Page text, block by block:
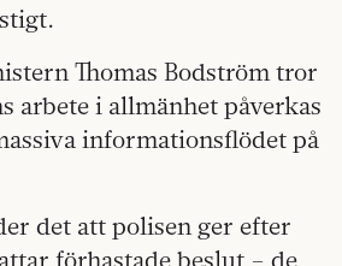
Thomas Bodström tror
arbete i allmänhet påverkas
informationsflödet på
det att polisen ger efter
förhastade beslut – de